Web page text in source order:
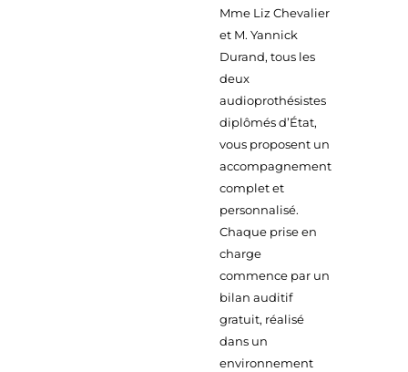
Mme Liz Chevalier
et M. Yannick
Durand, tous les
deux
audioprothésistes
diplômés d’État,
vous proposent un
accompagnement
complet et
personnalisé.
Chaque prise en
charge
commence par un
bilan auditif
gratuit, réalisé
dans un
environnement